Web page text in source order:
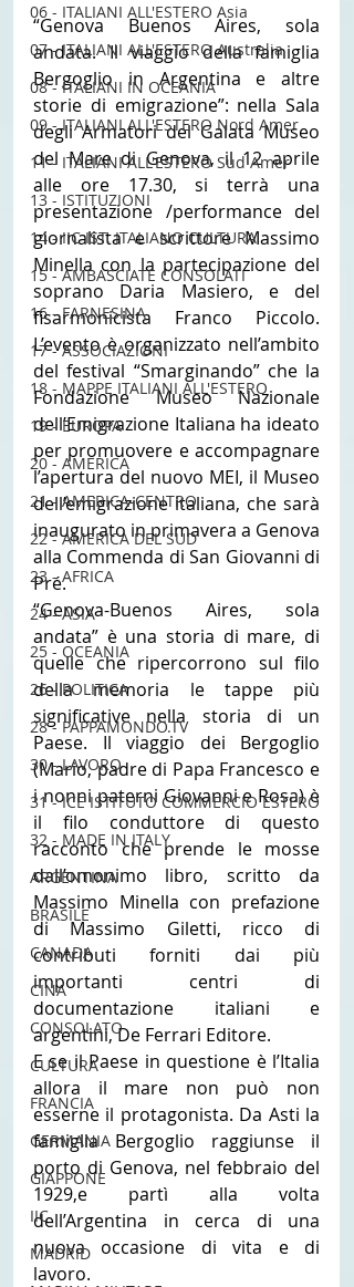
06 - ITALIANI ALL'ESTERO Asia
07 - ITALIANI ALL'ESTERO Australia
08 - ITALIANI IN OCEANIA
09 - ITALIANI ALL'ESTERO Nord Amer
11 - ITALIANI ALL'ESTERO Sud Amer
13 - ISTITUZIONI
14 - IIC IST. ITALIANO CULTURA
15 - AMBASCIATE CONSOLATI
16 - FARNESINA
17 - ASSOCIAZIONI
18 - MAPPE ITALIANI ALL'ESTERO
19 - EUROPA
20 - AMERICA
21 - AMERICA-CENTRO
22 - AMERICA DEL SUD
23 - AFRICA
24 - ASIA
25 - OCEANIA
26 - POLITICA
28 - PAPPAMONDO.TV
30 - LAVORO
31 - ICE ISTITUTO COMMERCIO ESTERO
32 - MADE IN ITALY
ARGENTINA
BRASILE
CANADA
CINA
CONSOLATO
CULTURA
FRANCIA
GERMANIA
GIAPPONE
IIC
MADRID
“Genova Buenos Aires, sola
andata. Il viaggio della famiglia
Bergoglio in Argentina e altre
storie di emigrazione”: nella Sala
degli Armatori del Galata Museo
del Mare di Genova, il 12 aprile
alle ore 17.30, si terrà una
presentazione /performance del
giornalista e scrittore Massimo
Minella con la partecipazione del
soprano Daria Masiero, e del
fisarmonicista Franco Piccolo.
L’evento è organizzato nell’ambito
del festival “Smarginando” che la
Fondazione Museo Nazionale
dell’Emigrazione Italiana ha ideato
per promuovere e accompagnare
l’apertura del nuovo MEI, il Museo
dell’emigrazione italiana, che sarà
inaugurato in primavera a Genova
alla Commenda di San Giovanni di
Pré.
“Genova-Buenos Aires, sola
andata” è una storia di mare, di
quelle che ripercorrono sul filo
della memoria le tappe più
significative nella storia di un
Paese. Il viaggio dei Bergoglio
(Mario, padre di Papa Francesco e
i nonni paterni Giovanni e Rosa) è
il filo conduttore di questo
racconto che prende le mosse
dall’omonimo libro, scritto da
Massimo Minella con prefazione
di Massimo Giletti, ricco di
contributi forniti dai più
importanti centri di
documentazione italiani e
argentini, De Ferrari Editore.
E se il Paese in questione è l’Italia
allora il mare non può non
esserne il protagonista. Da Asti la
famiglia Bergoglio raggiunse il
porto di Genova, nel febbraio del
1929,e partì alla volta
dell’Argentina in cerca di una
nuova occasione di vita e di
lavoro.